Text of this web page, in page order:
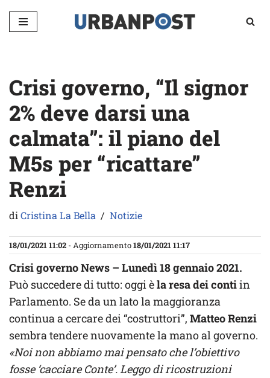
Vai
Crisi governo, “Il signor
2% deve darsi una
calmata”: il piano del
M5s per “ricattare”
Renzi
diCristina La Bella Notizie
18/01/2021 11:02 - Aggiornamento18/01/2021 11:17
Crisi governo News – Lunedì 18 gennaio 2021.
Può succedere di tutto: oggi èla resa dei contiin
Parlamento. Se da un lato la maggioranza
continua a cercare dei “costruttori”, Matteo Renzi
sembra tendere nuovamente la mano al governo.
«Noi non abbiamo mai pensato che l’obiettivo
fosse ‘cacciare Conte’. Leggo di ricostruzioni